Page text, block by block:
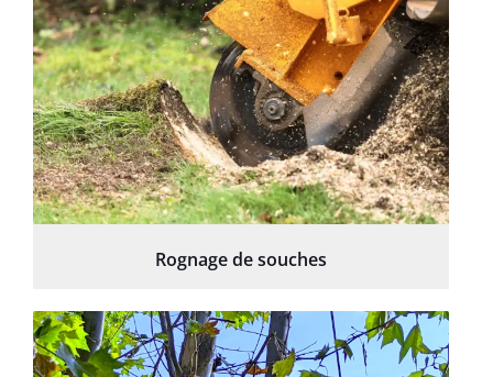
Rognage de souches